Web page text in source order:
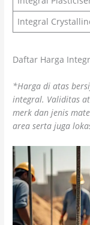
Integral
Daftar Harga
*Harga di atas
integral. Validitas
merk dan jenis
area serta juga